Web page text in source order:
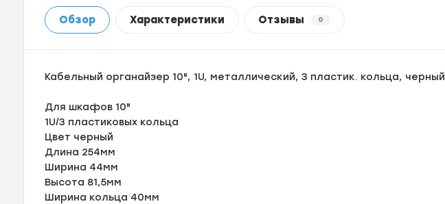
Обзор Характеристики Отзывы 0
Кабельный органайзер 10", 1U, металлический, 3 пластик. кольца, черный
Для шкафов 10"
1U/3 пластиковых кольца
Цвет черный
Длина 254мм
Ширина 44мм
Высота 81,5мм
Ширина кольца 40мм